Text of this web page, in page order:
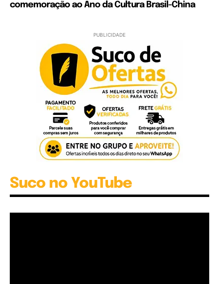
comemoração ao Ano da Cultura Brasil-China
PUBLICIDADE
Suco no YouTube